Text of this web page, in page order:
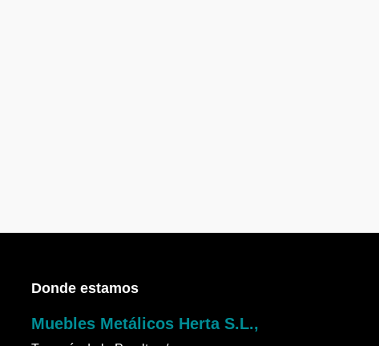
Donde estamos
Muebles Metálicos Herta S.L.,